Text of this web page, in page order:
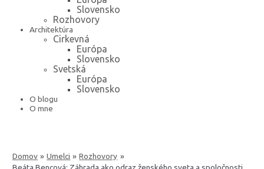
Slovensko
Rozhovory
Architektúra
Cirkevná
Európa
Slovensko
Svetská
Európa
Slovensko
O blogu
O mne
Domov Umelci
Rozhovory